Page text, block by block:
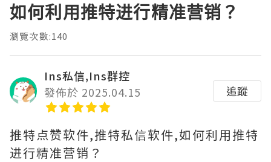
如何利用推特进行精准营销？
瀏覽次數:140
Ins私信,Ins群控
發佈於 2025.04.15
追蹤
推特点赞软件,推特私信软件,如何利用推特
进行精准营销？